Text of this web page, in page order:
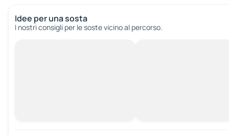
Idee per una sosta
I nostri consigli per le soste vicino al percorso.